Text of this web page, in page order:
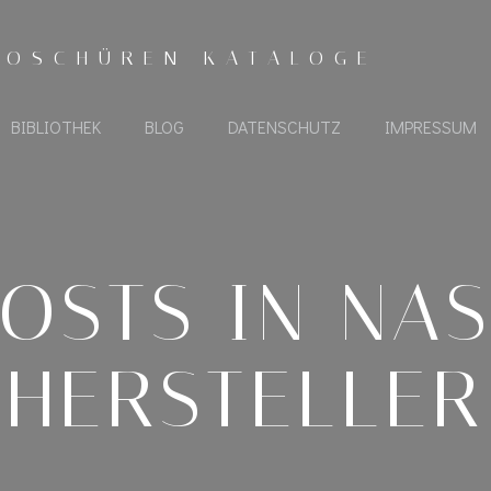
KATALOGE
BIBLIOTHEK BLOG DATENSCHUTZ IMPRESSUM
IN
HERSTELLER